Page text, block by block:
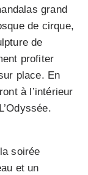
grand
de cirque,
de
profiter
place. En
à l’intérieur
soirée
et un